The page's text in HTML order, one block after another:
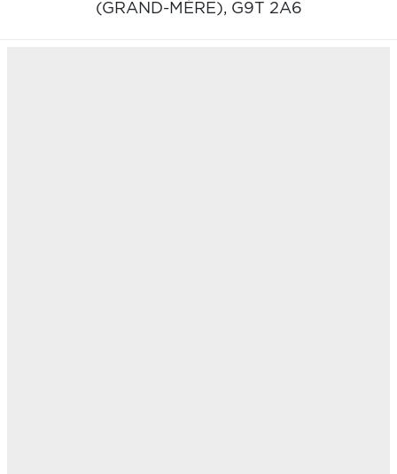
(GRAND-MÈRE), G9T 2A6